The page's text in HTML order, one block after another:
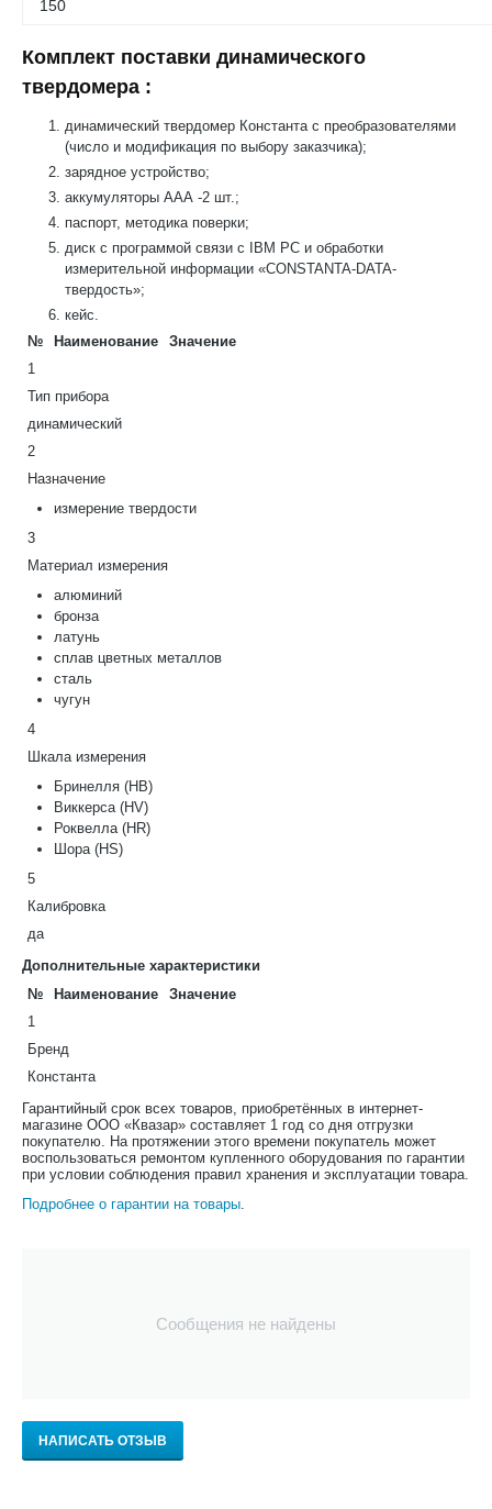
150
Комплект поставки динамического
твердомера :
динамический твердомер Константа с преобразователями
(число и модификация по выбору заказчика);
зарядное устройство;
аккумуляторы ААА -2 шт.;
паспорт, методика поверки;
диск с программой связи с IBM PC и обработки
измерительной информации «CONSTANTA-DATA-
твердость»;
кейс.
№
Наименование
Значение
1
Тип прибора
динамический
2
Назначение
измерение твердости
3
Материал измерения
алюминий
бронза
латунь
сплав цветных металлов
сталь
чугун
4
Шкала измерения
Бринелля (НВ)
Виккерса (HV)
Роквелла (HR)
Шора (HS)
5
Калибровка
да
Дополнительные характеристики
№
Наименование
Значение
1
Бренд
Константа
Гарантийный срок всех товаров, приобретённых в интернет-
магазине ООО «Квазар» составляет 1 год со дня отгрузки
покупателю. На протяжении этого времени покупатель может
воспользоваться ремонтом купленного оборудования по гарантии
при условии соблюдения правил хранения и эксплуатации товара.
Подробнее о гарантии на товары.
Сообщения не найдены
НАПИСАТЬ ОТЗЫВ